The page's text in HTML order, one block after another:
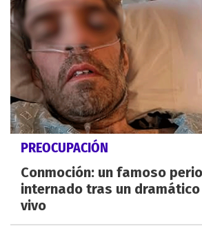
PREOCUPACIÓN
Conmoción: un famoso
internado tras un
vivo